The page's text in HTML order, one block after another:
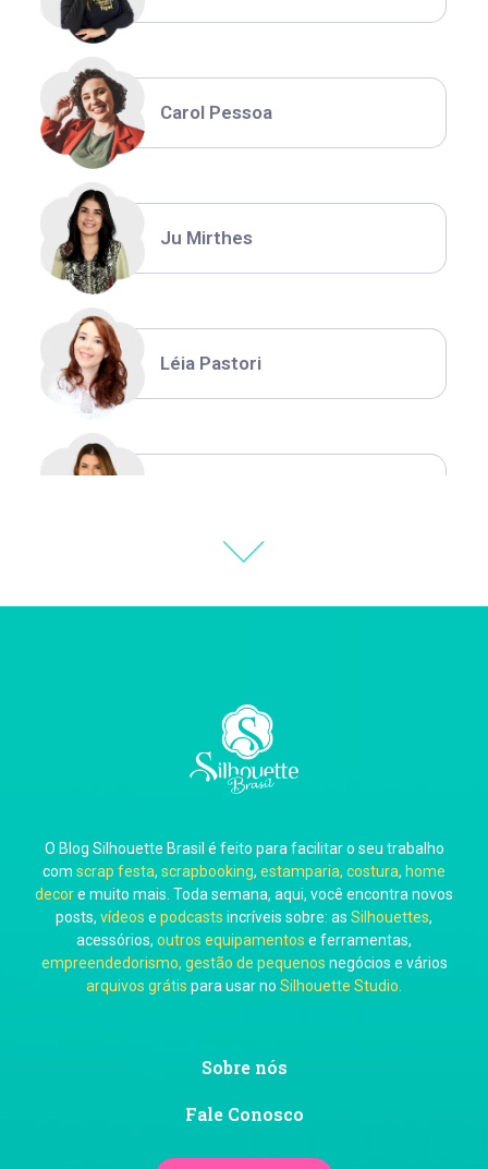
Carol Pessoa
Ju Mirthes
Léia Pastori
Carla Eschberger
Carol Pessoa
Ju Mirthes
O Blog Silhouette Brasil é feito para facilitar o seu trabalho
com scrap festa, scrapbooking, estamparia, costura, home
decore muito mais. Toda semana, aqui, você encontra novos
posts, vídeos e podcasts incríveis sobre: as Silhouettes,
acessórios, outros equipamentos e ferramentas,
empreendedorismo, gestão de pequenos negócios e vários
arquivos grátis para usar no Silhouette Studio
Sobre nós
Fale Conosco